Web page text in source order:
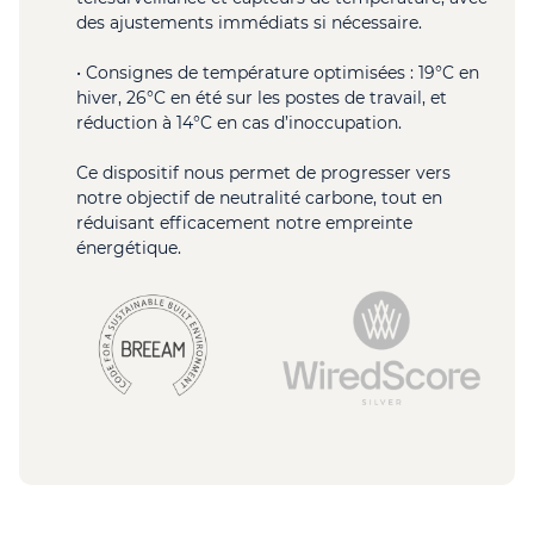
des ajustements immédiats si nécessaire.
• Consignes de température optimisées : 19°C en
hiver, 26°C en été sur les postes de travail, et
réduction à 14°C en cas d’inoccupation.
Ce dispositif nous permet de progresser vers
notre objectif de neutralité carbone, tout en
réduisant efficacement notre empreinte
énergétique.